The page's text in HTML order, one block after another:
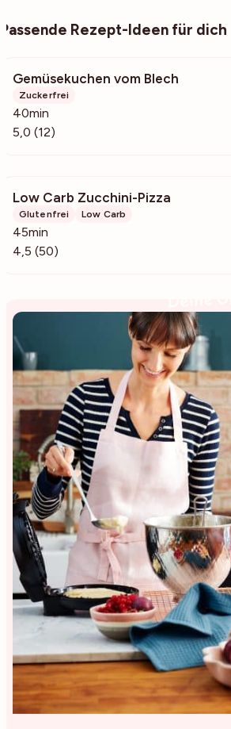
Passende Rezept-Ideen für dich
Gemüsekuchen vom Blech
Zuckerfrei
40min
5,0 (12)
Low Carb Zucchini-Pizza
Glutenfrei Low Carb
45min
4,5 (50)